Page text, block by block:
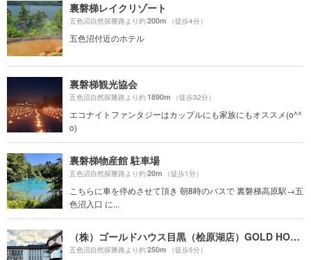
裏磐梯レイクリゾート
五色沼自然探勝路より約200m （徒歩4分）
五色沼付近のホテル
裏磐梯観光協会
五色沼自然探勝路より約1890m （徒歩32分）
エコナイトファンタジーはカップルにも家族にもオススメ(o^^
o)
裏磐梯物産館 駐車場
五色沼自然探勝路より約20m （徒歩1分）
こちらに車を停めさせて頂き 朝8時のバスで 裏磐梯高原駅→五
色沼入口 に...
（株）ゴールドハウス目黒（桧原湖店）GOLD HOUSE MEGURO
五色沼自然探勝路より約250m （徒歩5分）